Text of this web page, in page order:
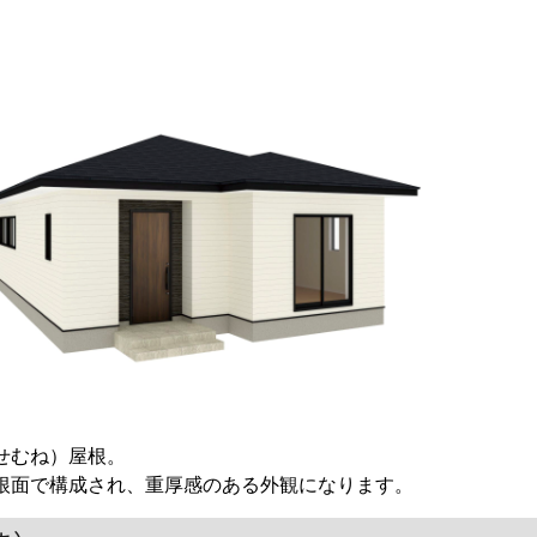
ね）屋根。
で構成され、重厚感のある外観になります。